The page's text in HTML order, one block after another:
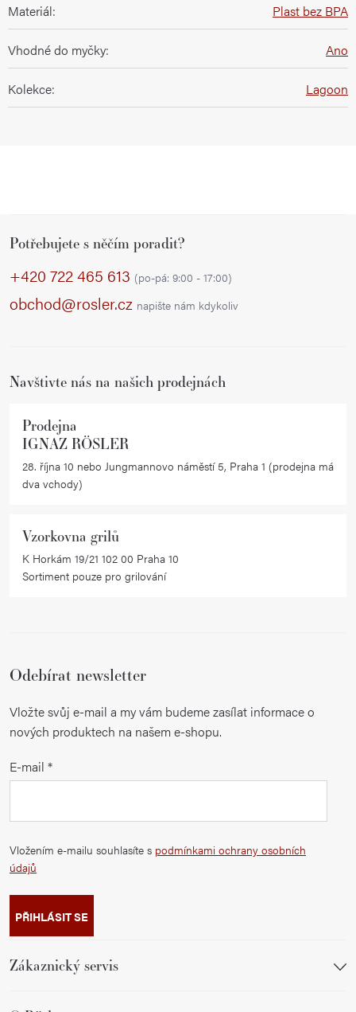
Materiál: Plast bez BPA
Vhodné do myčky: Ano
Kolekce: Lagoon
Potřebujete s něčím poradit?
+420 722 465 613 (po-pá: 9:00 - 17:00)
obchod@rosler.cz napište nám kdykoliv
Navštivte nás na našich prodejnách
Prodejna
IGNAZ RÖSLER
28. října 10 nebo Jungmannovo náměstí 5, Praha 1 (prodejna má
dva vchody)
Vzorkovna grilů
K Horkám 19/21 102 00 Praha 10
Sortiment pouze pro grilování
Odebírat newsletter
Vložte svůj e-mail a my vám budeme zasílat informace o
nových produktech na našem e-shopu.
E-mail
Vložením e-mailu souhlasíte s podmínkami ochrany osobních
údajů
PŘIHLÁSIT SE
Zákaznický servis